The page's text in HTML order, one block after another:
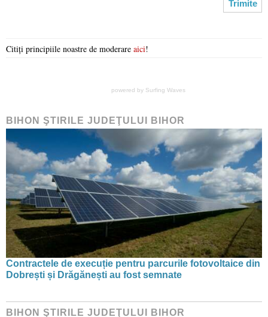
Citiți principiile noastre de moderare aici!
powered by Surfing Waves
BIHON ŞTIRILE JUDEŢULUI BIHOR
Contractele de execuție pentru parcurile fotovoltaice din
Dobrești și Drăgănești au fost semnate
BIHON ŞTIRILE JUDEŢULUI BIHOR